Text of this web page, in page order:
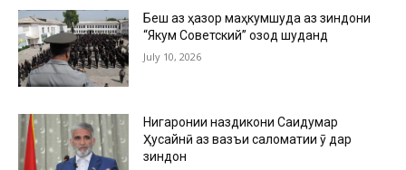
Беш аз ҳазор маҳкумшуда аз зиндони
“Якум Советский” озод шуданд
July 10, 2026
Нигаронии наздикони Саидумар
Ҳусайнӣ аз вазъи саломатии ӯ дар
зиндон